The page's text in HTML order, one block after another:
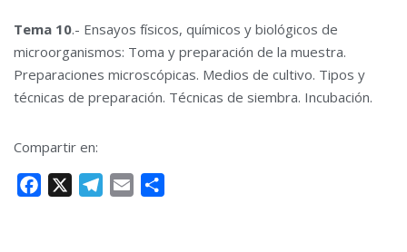
Tema 10.- Ensayos físicos, químicos y biológicos de
microorganismos: Toma y preparación de la muestra.
Preparaciones microscópicas. Medios de cultivo. Tipos y
técnicas de preparación. Técnicas de siembra. Incubación.
Compartir en: